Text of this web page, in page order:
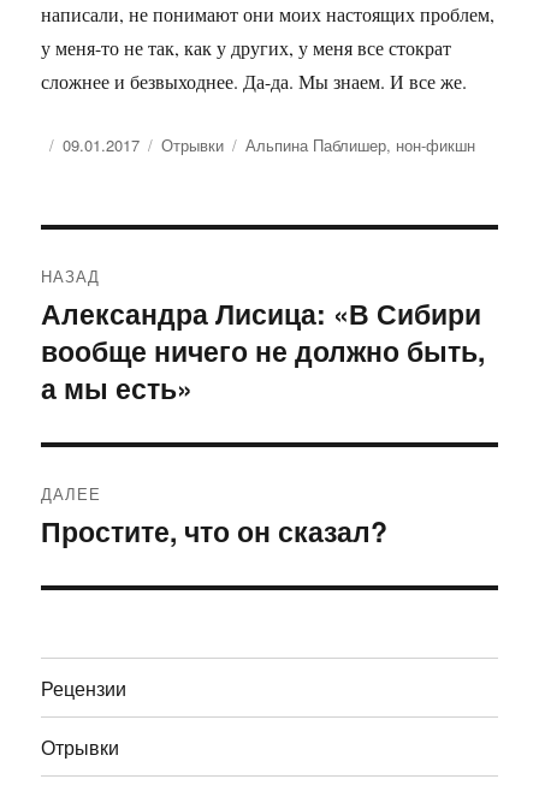
написали, не понимают они моих настоящих проблем,
у меня-то не так, как у других, у меня все стократ
сложнее и безвыходнее. Да-да. Мы знаем. И все же.
Опубликовано
09.01.2017 Рубрики
Отрывки Метки
Альпина Паблишер, нон-фикшн
по
записям
НАЗАД
Предыдущая
запись:
Александра Лисица: «В Сибири
вообще ничего не должно быть,
а мы есть»
ДАЛЕЕ
Следующая
Простите, что он сказал?
Рецензии
Отрывки